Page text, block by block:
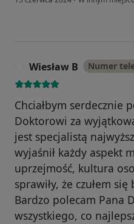
Wiesław B Numer
Chciałbym serdecznie
Doktorowi za
jest specjalistą
wyjaśnił każdy aspekt
uprzejmość, kultura
sprawiły, że czułem
Bardzo polecam Pana
wszystkiego, co